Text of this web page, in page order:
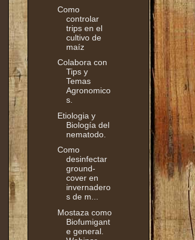
Como
controlar
trips en el
cultivo de
maíz
Colabora con
Tips y
Temas
Agronomico
s.
Etiologia y
Biología del
nematodo.
Como
desinfectar
ground-
cover en
invernadero
s de m...
Mostaza como
Biofumigant
e general.